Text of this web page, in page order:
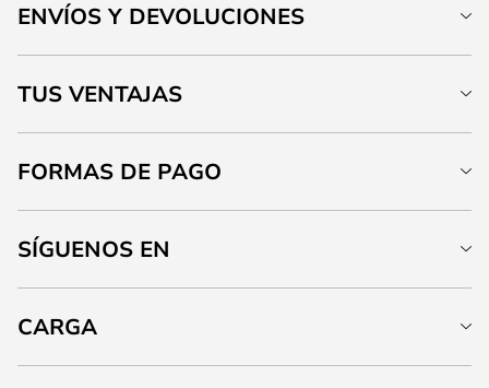
ENVÍOS Y DEVOLUCIONES
TUS VENTAJAS
FORMAS DE PAGO
SÍGUENOS EN
CARGA